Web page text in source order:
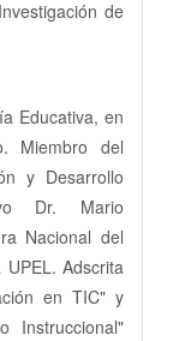
de
Educativa, en
Miembro del
y Desarrollo
Dr. Mario
Nacional del
Adscrita
en TIC" y
Instruccional"